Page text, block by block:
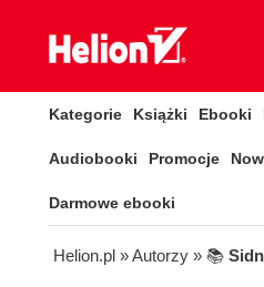
Kategorie Książki Ebooki
Audiobooki Promocje
Darmowe ebooki
Helion.pl » Autorzy » 📚